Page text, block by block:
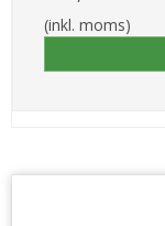
(inkl. moms)